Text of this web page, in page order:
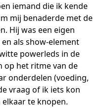
iemand die ik kende
mij benaderde met de
Hij was een eigen
als show-element
powerleds in de
op het ritme van de
onderdelen (voeding,
vraag of ik iets kon
te knopen.